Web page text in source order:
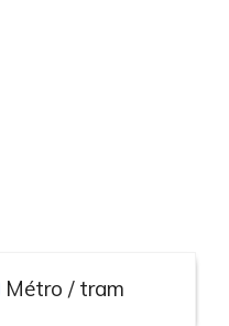
Métro / tram